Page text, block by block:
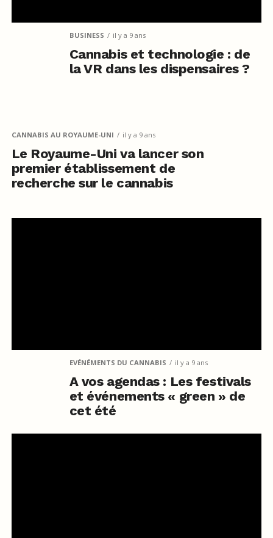
BUSINESS il y a 9 ans
Cannabis et technologie : de
la VR dans les dispensaires ?
CANNABIS AU ROYAUME-UNI il y a 9 ans
Le Royaume-Uni va lancer son
premier établissement de
recherche sur le cannabis
EVÉNÉMENTS DU CANNABIS il y a 9 ans
A vos agendas : Les festivals
et événements « green » de
cet été